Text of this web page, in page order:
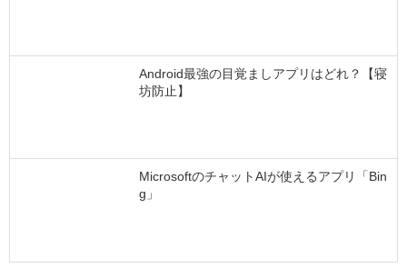
Android最強の目覚ましアプリはどれ？【寝
坊防止】
MicrosoftのチャットAIが使えるアプリ「Bin
g」